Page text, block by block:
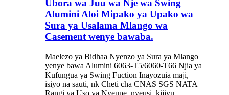
Ubora wa Juu wa Nje wa Swing
Alumini Aloi Mipako ya Upako wa
Sura ya Usalama Mlango wa
Casement wenye bawaba.
Maelezo ya Bidhaa Nyenzo ya Sura ya Mlango
yenye bawa Alumini 6063-T5/6060-T66 Njia ya
Kufungua ya Swing Fuction Inayozuia maji,
isiyo na sauti, nk Cheti cha CNAS SGS NATA
Rangi ya Uso ya Nyeupe, nyeusi, kijivu,